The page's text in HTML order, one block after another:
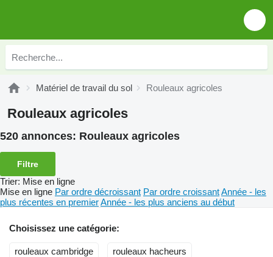
Matériel de travail du sol Rouleaux agricoles
Rouleaux agricoles
520 annonces: Rouleaux agricoles
Filtre
Trier: Mise en ligne
Mise en ligne Par ordre décroissant Par ordre croissantAnnée - les
plus récentes en premierAnnée - les plus anciens au début
Choisissez une catégorie:
rouleaux cambridge rouleaux hacheurs